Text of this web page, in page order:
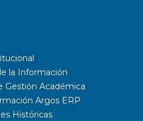
la Información
Gestión Académica
Argos ERP
Históricas